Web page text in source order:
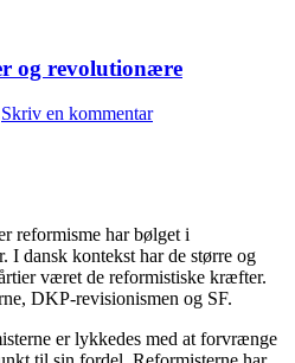
og revolutionære
Skriv en kommentar
reformisme har bølget i
I dansk kontekst har de større og
været de reformistiske kræfter.
DKP-revisionismen og SF.
er lykkedes med at forvrænge